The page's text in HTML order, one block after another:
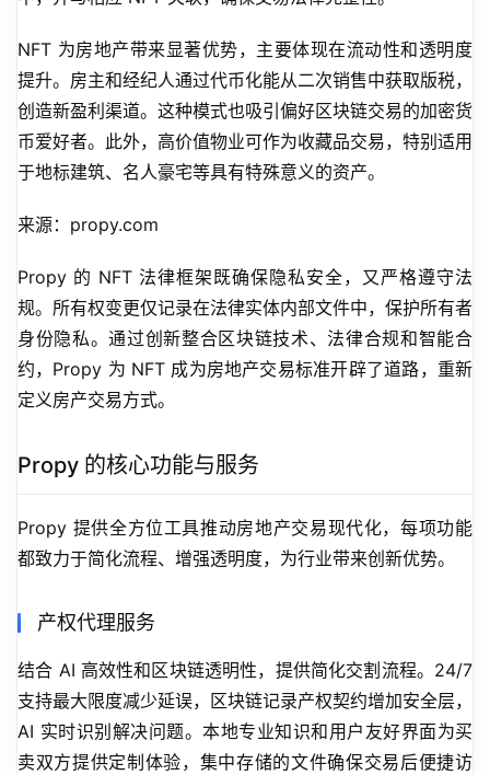
NFT 为房地产带来显著优势，主要体现在流动性和透明度
提升。房主和经纪人通过代币化能从二次销售中获取版税，
创造新盈利渠道。这种模式也吸引偏好区块链交易的加密货
币爱好者。此外，高价值物业可作为收藏品交易，特别适用
于地标建筑、名人豪宅等具有特殊意义的资产。
来源：propy.com
Propy 的 NFT 法律框架既确保隐私安全，又严格遵守法
规。所有权变更仅记录在法律实体内部文件中，保护所有者
身份隐私。通过创新整合区块链技术、法律合规和智能合
约，Propy 为 NFT 成为房地产交易标准开辟了道路，重新
定义房产交易方式。
Propy 的核心功能与服务
Propy 提供全方位工具推动房地产交易现代化，每项功能
都致力于简化流程、增强透明度，为行业带来创新优势。
产权代理服务
结合 AI 高效性和区块链透明性，提供简化交割流程。24/7
支持最大限度减少延误，区块链记录产权契约增加安全层，
AI 实时识别解决问题。本地专业知识和用户友好界面为买
卖双方提供定制体验，集中存储的文件确保交易后便捷访